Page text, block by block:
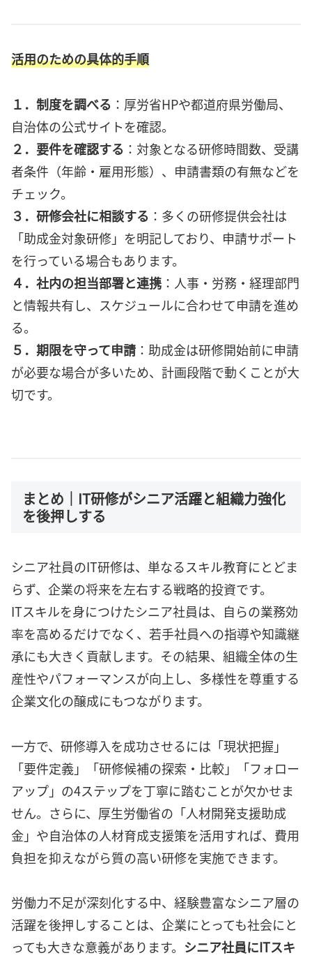
活用のための具体的手順
１．制度を調べる ：厚労省HPや都道府県労働局、
自治体の公式サイトを確認。
２．要件を確認する ：対象となる研修時間数、受講
者条件（年齢・雇用形態）、申請書類の有無などを
チェック。
３．研修会社に相談する ：多くの研修提供会社は
「助成金対象研修」を明記しており、申請サポート
を行っている場合もあります。
４．社内の担当部署と連携 ：人事・労務・経理部門
と情報共有し、スケジュールに合わせて申請を進め
る。
５．期限を守って申請 ：助成金は研修開始前に申請
が必要な場合が多いため、計画段階で動くことが大
切です。
まとめ｜IT研修がシニア活躍と組織力強化
を後押しする
シニア社員のIT研修は、単なるスキル教育にとどま
らず、企業の将来を左右する戦略的投資です。
ITスキルを身につけたシニア社員は、自らの業務効
率を高めるだけでなく、若手社員への指導や知識継
承にも大きく貢献します。その結果、組織全体の生
産性やパフォーマンスが向上し、多様性を尊重する
企業文化の醸成にもつながります。
一方で、研修導入を成功させるには「現状把握」
「要件定義」「研修候補の探索・比較」「フォロー
アップ」の4ステップを丁寧に踏むことが欠かせま
せん。さらに、厚生労働省の「人材開発支援助成
金」や自治体の人材育成支援策を活用すれば、費用
負担を抑えながら質の高い研修を実施できます。
労働力不足が深刻化する中、経験豊富なシニア層の
活躍を後押しすることは、企業にとっても社会にと
っても大きな意義があります。 シニア社員にITスキ